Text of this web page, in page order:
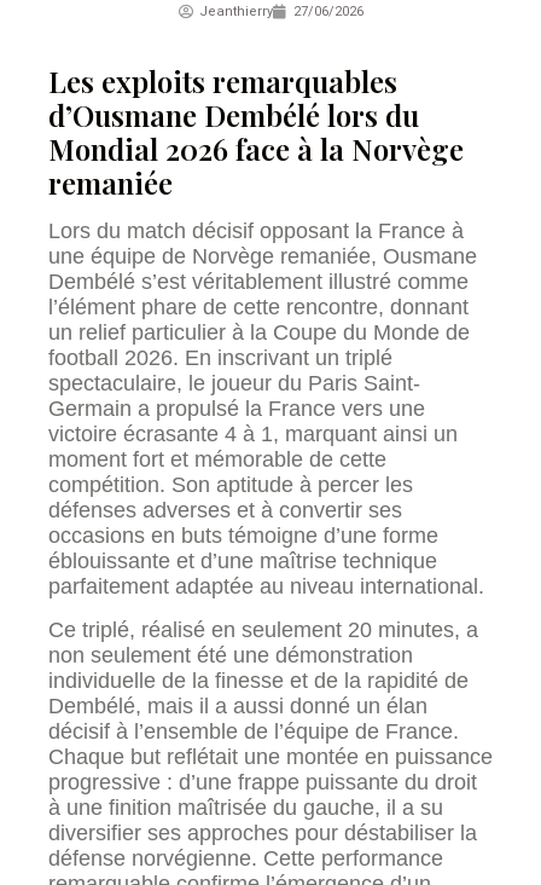
Jeanthierry 27/06/2026
Les exploits remarquables
d’Ousmane Dembélé lors du
Mondial 2026 face à la Norvège
remaniée
Lors du match décisif opposant la France à
une équipe de Norvège remaniée, Ousmane
Dembélé s’est véritablement illustré comme
l’élément phare de cette rencontre, donnant
un relief particulier à la Coupe du Monde de
football 2026. En inscrivant un triplé
spectaculaire, le joueur du Paris Saint-
Germain a propulsé la France vers une
victoire écrasante 4 à 1, marquant ainsi un
moment fort et mémorable de cette
compétition. Son aptitude à percer les
défenses adverses et à convertir ses
occasions en buts témoigne d’une forme
éblouissante et d’une maîtrise technique
parfaitement adaptée au niveau international.
Ce triplé, réalisé en seulement 20 minutes, a
non seulement été une démonstration
individuelle de la finesse et de la rapidité de
Dembélé, mais il a aussi donné un élan
décisif à l’ensemble de l’équipe de France.
Chaque but reflétait une montée en puissance
progressive : d’une frappe puissante du droit
à une finition maîtrisée du gauche, il a su
diversifier ses approches pour déstabiliser la
défense norvégienne. Cette performance